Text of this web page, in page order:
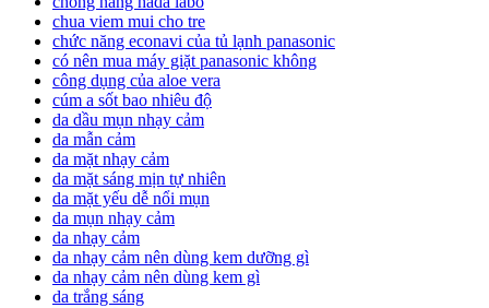
chua viem mui cho tre
chức năng econavi của tủ lạnh panasonic
có nên mua máy giặt panasonic không
công dụng của aloe vera
cúm a sốt bao nhiêu độ
da dầu mụn nhạy cảm
da mẫn cảm
da mặt nhạy cảm
da mặt sáng mịn tự nhiên
da mặt yếu dễ nổi mụn
da mụn nhạy cảm
da nhạy cảm
da nhạy cảm nên dùng kem dưỡng gì
da nhạy cảm nên dùng kem gì
da trắng sáng